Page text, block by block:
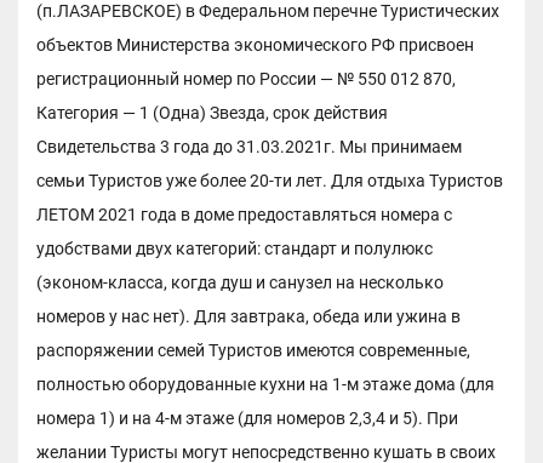
(п.ЛАЗАРЕВСКОЕ) в Федеральном перечне Туристических
объектов Министерства экономического РФ присвоен
регистрационный номер по России — № 550 012 870,
Категория — 1 (Одна) Звезда, срок действия
Свидетельства 3 года до 31.03.2021г. Мы принимаем
семьи Туристов уже более 20-ти лет. Для отдыха Туристов
ЛЕТОМ 2021 года в доме предоставляться номера с
удобствами двух категорий: стандарт и полулюкс
(эконом-класса, когда душ и санузел на несколько
номеров у нас нет). Для завтрака, обеда или ужина в
распоряжении семей Туристов имеются современные,
полностью оборудованные кухни на 1-м этаже дома (для
номера 1) и на 4-м этаже (для номеров 2,3,4 и 5). При
желании Туристы могут непосредственно кушать в своих